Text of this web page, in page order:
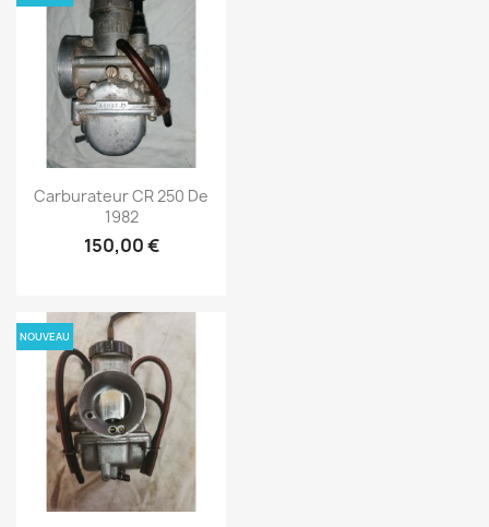
Carburateur CR 250 De
1982
150,00 €
NOUVEAU